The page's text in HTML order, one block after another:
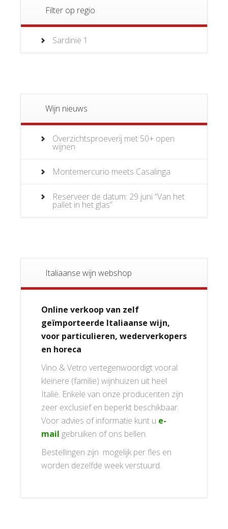
Filter op regio
Sardinië 1
Wijn nieuws
Overzichtsproeverij met 50+ open
wijnen
Montemercurio meets Casalinga
Reserveer de datum: 29 juni “Van het
pallet in het glas”
Italiaanse wijn webshop
Online verkoop van zelf
geïmporteerde Italiaanse wijn,
voor particulieren, wederverkopers
en horeca
Vino & Vetro vertegenwoordigt vooral
kleinere (familie) wijnhuizen uit heel
Italië. Enkele van onze producenten zijn
zeer exclusief en beperkt beschikbaar.
Voor advies of informatie kunt u e-
mail gebruiken of ons bellen.
Bestellingen zijn mogelijk per fles en
worden dezelfde week verstuurd.